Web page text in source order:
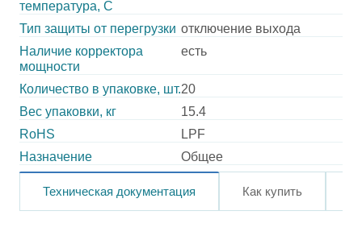
температура, C
Тип защиты от перегрузки отключение выхода
Наличие корректора
мощности
есть
Количество в упаковке, шт.20
Вес упаковки, кг
15.4
RoHS
LPF
Назначение
Общее
Техническая документация Как купить